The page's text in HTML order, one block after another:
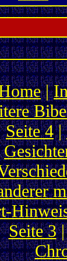
|
Seite 4|
Seite 3